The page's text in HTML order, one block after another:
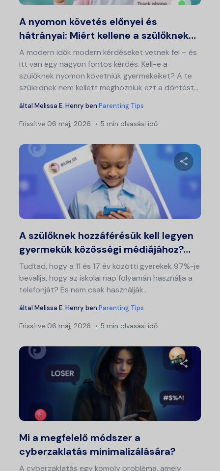
A nyomon követés előnyei és
hátrányai: Miért kellene a szülőknek…
A modern idők modern kérdéseket vetnek fel – és
itt van egy nagyon fontos kérdés. Kell-e a
szülőknek nyomon követniük gyermekeiket? A te
szüleidnek nem kellett meghozniuk ezt a döntést...
által Melissa E. Henry ben Parenting Tips
Frissítve 06 máj, 2026 5 min olvasási idő
Ossza
A szülőknek hozzáférésük kell legyen
gyermekük közösségi médiájához?…
Tudtad, hogy a 11 és 17 év közötti gyerekek 97%-je
bevallja, hogy az iskolai nap folyamán használja a
telefonját? És nem csak használják...
által Melissa E. Henry ben Parenting Tips
Frissítve 06 máj, 2026 5 min olvasási idő
Mi a megfelelő módszer a
cyberzaklatás minimalizálására?
A cyberzaklatás egy komoly probléma, amely